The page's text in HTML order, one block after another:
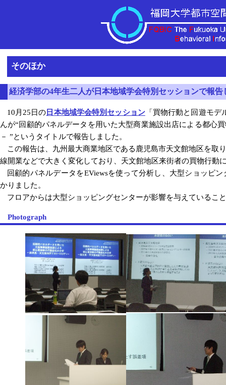
そのほか
経済学部の4年生二人が日本地域学会特別セッションで報告
10月25日の 日本地域学会特別セッション「買物行動と回遊モデ
んが“回顧的パネルデータを用いた大型商業施設出店による都心
－ ”というタイトルで報告しました。
この報告は、九州最大商業地区である鹿児島市天文館地区を
線開業などで大きく変化しており、天文館地区来街者の買物行動
回顧的パネルデータをEViewsを使って分析し、大型ショッピ
かりました。
フロアからは大型ショッピングセンターが影響を与えているこ
Photograph